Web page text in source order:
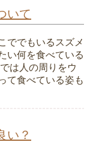
いて
ででもいるスズメ
い何を食べている
は人の周りをウ
て食べている姿も
い？